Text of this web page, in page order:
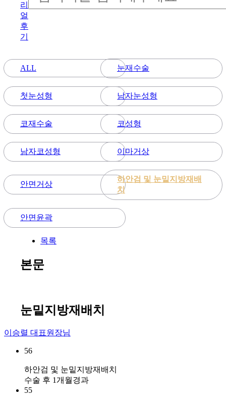
리
얼
후
기
ALL 눈재수술
첫눈성형 남자눈성형
코재수술 코성형
남자코성형 이마거상
안면거상
하안검 및 눈밑지방재배
치
안면윤곽
목록
본문
눈밑지방재배치
이승렬 대표원장님
56
하안검 및 눈밑지방재배치
수술 후 1개월경과
55